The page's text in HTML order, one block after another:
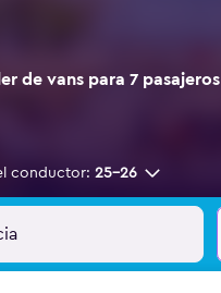
de vans para 7 pasajeros
conductor: 25-26